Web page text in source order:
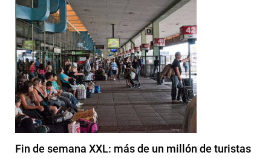
Fin de semana XXL: más de un millón de turistas